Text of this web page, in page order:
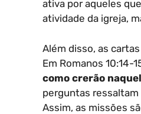
ativa por aqueles
atividade da igreja,
Além disso, as
Em Romanos 10:14-
como crerão
perguntas ressaltam
Assim, as missões